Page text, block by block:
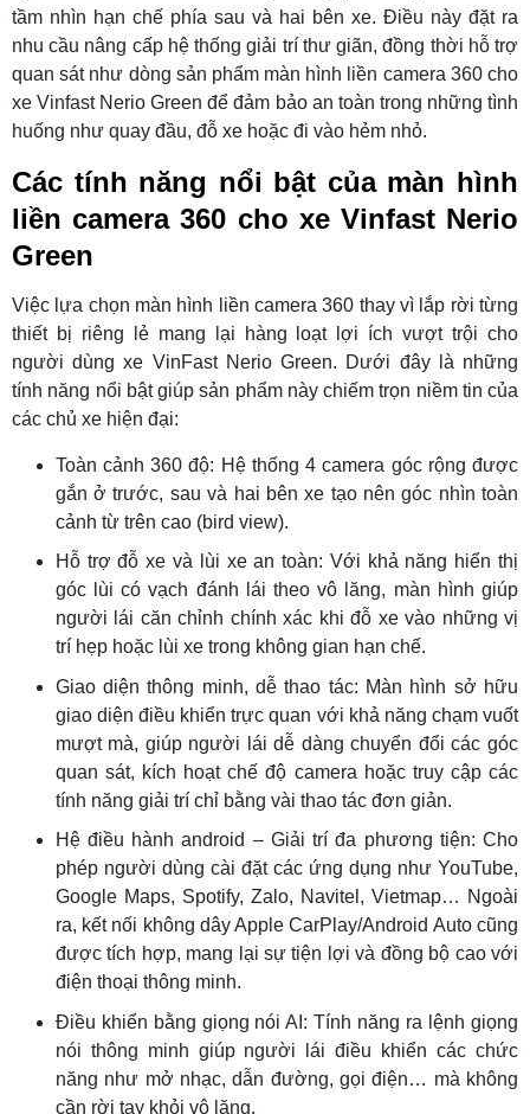
tầm nhìn hạn chế phía sau và hai bên xe. Điều này đặt ra
nhu cầu nâng cấp hệ thống giải trí thư giãn, đồng thời hỗ trợ
quan sát như dòng sản phẩm màn hình liền camera 360 cho
xe Vinfast Nerio Green để đảm bảo an toàn trong những tình
huống như quay đầu, đỗ xe hoặc đi vào hẻm nhỏ.
Các tính năng nổi bật của màn hình
liền camera 360 cho xe Vinfast Nerio
Green
Việc lựa chọn màn hình liền camera 360 thay vì lắp rời từng
thiết bị riêng lẻ mang lại hàng loạt lợi ích vượt trội cho
người dùng xe VinFast Nerio Green. Dưới đây là những
tính năng nổi bật giúp sản phẩm này chiếm trọn niềm tin của
các chủ xe hiện đại:
Toàn cảnh 360 độ: Hệ thống 4 camera góc rộng được
gắn ở trước, sau và hai bên xe tạo nên góc nhìn toàn
cảnh từ trên cao (bird view).
Hỗ trợ đỗ xe và lùi xe an toàn: Với khả năng hiển thị
góc lùi có vạch đánh lái theo vô lăng, màn hình giúp
người lái căn chỉnh chính xác khi đỗ xe vào những vị
trí hẹp hoặc lùi xe trong không gian hạn chế.
Giao diện thông minh, dễ thao tác: Màn hình sở hữu
giao diện điều khiển trực quan với khả năng chạm vuốt
mượt mà, giúp người lái dễ dàng chuyển đổi các góc
quan sát, kích hoạt chế độ camera hoặc truy cập các
tính năng giải trí chỉ bằng vài thao tác đơn giản.
Hệ điều hành android – Giải trí đa phương tiện: Cho
phép người dùng cài đặt các ứng dụng như YouTube,
Google Maps, Spotify, Zalo, Navitel, Vietmap… Ngoài
ra, kết nối không dây Apple CarPlay/Android Auto cũng
được tích hợp, mang lại sự tiện lợi và đồng bộ cao với
điện thoại thông minh.
Điều khiển bằng giọng nói AI: Tính năng ra lệnh giọng
nói thông minh giúp người lái điều khiển các chức
năng như mở nhạc, dẫn đường, gọi điện… mà không
cần rời tay khỏi vô lăng.